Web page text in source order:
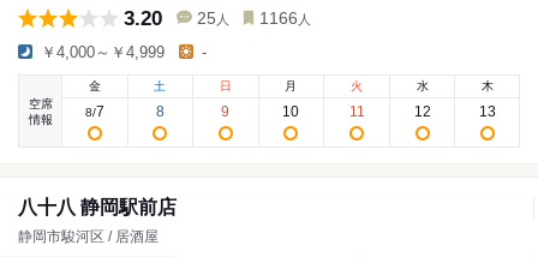
3.20 25 人 1166 人
￥4,000～￥4,999 -
空席
情報
金
8/7
土
8
日
9
月
10
火
11
水
12
木
13
八十八 静岡駅前店
静岡市駿河区 / 居酒屋